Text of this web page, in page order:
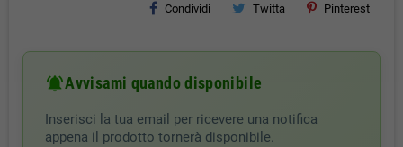
Condividi Twitta Pinterest
notifications_activeAvvisami quando disponibile
Inserisci la tua email per ricevere una notifica
appena il prodotto tornerà disponibile.